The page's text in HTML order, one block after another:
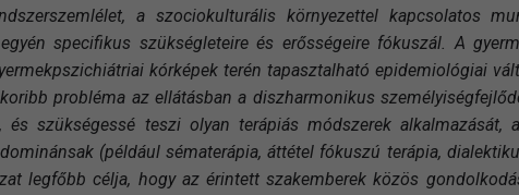
a szociokulturális környezettel kapcsolatos
specifikus szükségleteire és erősségeire fókuszál. A
kórképek terén tapasztalható epidemiológiai
probléma az ellátásban a diszharmonikus
szükségessé teszi olyan terápiás módszerek alkalmazását,
(például sématerápia, áttétel fókuszú terápia,
legfőbb célja, hogy az érintett szakemberek közös